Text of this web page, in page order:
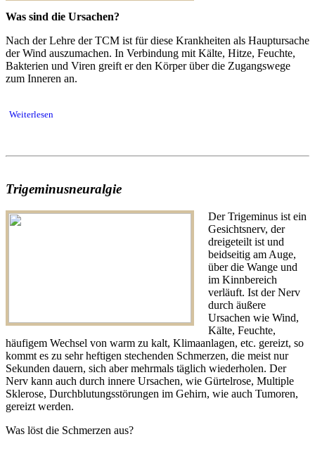
Was sind die Ursachen?
Nach der Lehre der TCM ist für diese Krankheiten als Hauptursache
der Wind auszumachen. In Verbindung mit Kälte, Hitze, Feuchte,
Bakterien und Viren greift er den Körper über die Zugangswege
zum Inneren an.
Weiterlesen
Trigeminusneuralgie
Der Trigeminus ist ein
Gesichtsnerv, der
dreigeteilt ist und
beidseitig am Auge,
über die Wange und
im Kinnbereich
verläuft. Ist der Nerv
durch äußere
Ursachen wie Wind,
Kälte, Feuchte,
häufigem Wechsel von warm zu kalt, Klimaanlagen, etc. gereizt, so
kommt es zu sehr heftigen stechenden Schmerzen, die meist nur
Sekunden dauern, sich aber mehrmals täglich wiederholen. Der
Nerv kann auch durch innere Ursachen, wie Gürtelrose, Multiple
Sklerose, Durchblutungsstörungen im Gehirn, wie auch Tumoren,
gereizt werden.
Was löst die Schmerzen aus?